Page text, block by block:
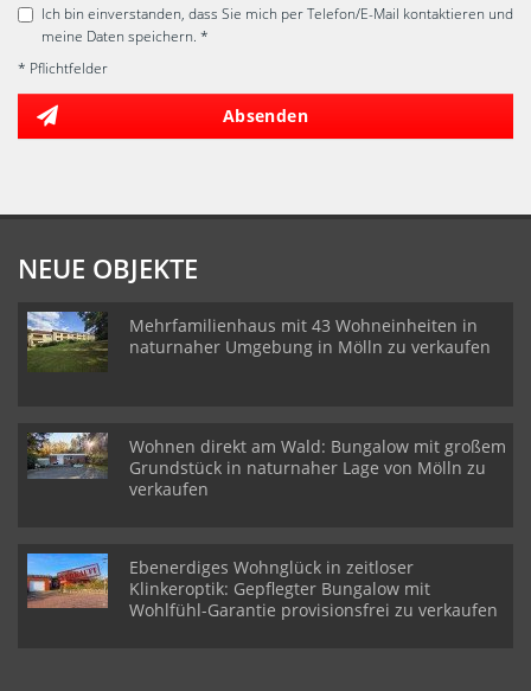
Ich bin einverstanden, dass Sie mich per Telefon/E-Mail kontaktieren und
meine Daten speichern. *
* Pflichtfelder
Absenden
NEUE OBJEKTE
Mehrfamilienhaus mit 43 Wohneinheiten in
naturnaher Umgebung in Mölln zu verkaufen
Wohnen direkt am Wald: Bungalow mit großem
Grundstück in naturnaher Lage von Mölln zu
verkaufen
Ebenerdiges Wohnglück in zeitloser
Klinkeroptik: Gepflegter Bungalow mit
Wohlfühl-Garantie provisionsfrei zu verkaufen